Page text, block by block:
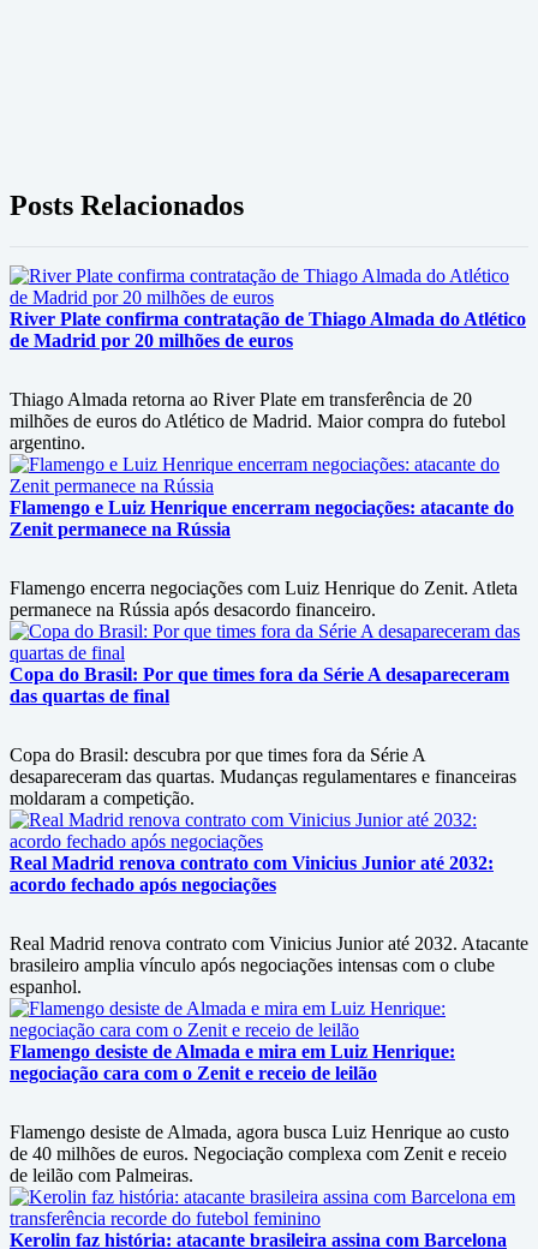
Posts Relacionados
River Plate confirma contratação de Thiago Almada do Atlético
de Madrid por 20 milhões de euros
Thiago Almada retorna ao River Plate em transferência de 20
milhões de euros do Atlético de Madrid. Maior compra do futebol
argentino.
Flamengo e Luiz Henrique encerram negociações: atacante do
Zenit permanece na Rússia
Flamengo encerra negociações com Luiz Henrique do Zenit. Atleta
permanece na Rússia após desacordo financeiro.
Copa do Brasil: Por que times fora da Série A desapareceram
das quartas de final
Copa do Brasil: descubra por que times fora da Série A
desapareceram das quartas. Mudanças regulamentares e financeiras
moldaram a competição.
Real Madrid renova contrato com Vinicius Junior até 2032:
acordo fechado após negociações
Real Madrid renova contrato com Vinicius Junior até 2032. Atacante
brasileiro amplia vínculo após negociações intensas com o clube
espanhol.
Flamengo desiste de Almada e mira em Luiz Henrique:
negociação cara com o Zenit e receio de leilão
Flamengo desiste de Almada, agora busca Luiz Henrique ao custo
de 40 milhões de euros. Negociação complexa com Zenit e receio
de leilão com Palmeiras.
Kerolin faz história: atacante brasileira assina com Barcelona